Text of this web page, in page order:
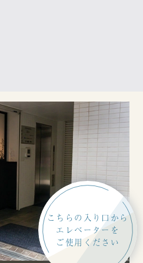
こちらの入り口から
エレベーターを
ご使用ください